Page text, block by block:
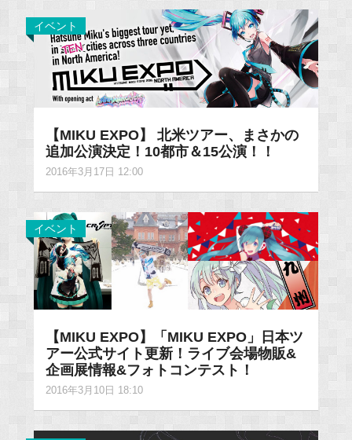
イベント
【MIKU EXPO】 北米ツアー、まさかの
追加公演決定！10都市＆15公演！！
2016年3月17日 12:00
イベント
【MIKU EXPO】「MIKU EXPO」日本ツ
アー公式サイト更新！ライブ会場物販&
企画展情報&フォトコンテスト！
2016年3月10日 18:10